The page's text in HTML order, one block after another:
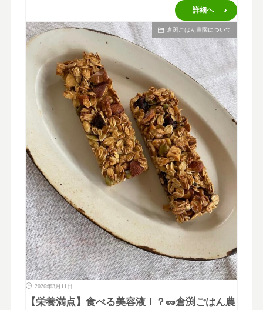
詳細へ
倉渕ごはん農園について
2026年3月11日
【栄養満点】食べる美容液！？🥜倉渕ごはん農